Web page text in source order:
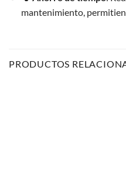
mantenimiento,
PRODUCTOS